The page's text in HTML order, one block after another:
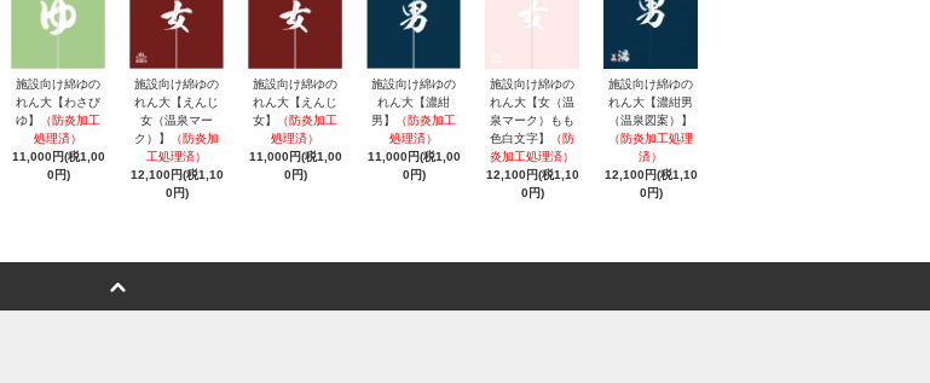
施設向け綿ゆの
れん大【わさび
ゆ】
（防炎加工
処理済）
11,000円(税1,00
0円)
施設向け綿ゆの
れん大【えんじ
女（温泉マー
ク）】
（防炎加
工処理済）
12,100円(税1,10
0円)
施設向け綿ゆの
れん大【えんじ
女】
（防炎加工
処理済）
11,000円(税1,00
0円)
施設向け綿ゆの
れん大【濃紺
男】
（防炎加工
処理済）
11,000円(税1,00
0円)
施設向け綿ゆの
れん大【女（温
泉マーク）もも
色白文字】
（防
炎加工処理済）
12,100円(税1,10
0円)
施設向け綿ゆの
れん大【濃紺男
（温泉図案）】
（防炎加工処理
済）
12,100円(税1,10
0円)